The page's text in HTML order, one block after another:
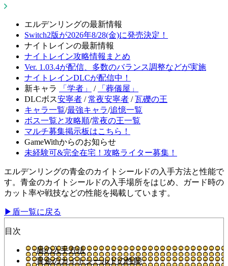
エルデンリングの最新情報
Switch2版が2026年8/28(金)に発売決定！
ナイトレインの最新情報
ナイトレイン攻略情報まとめ
Ver. 1.03.4が配信、多数のバランス調整などが実施
ナイトレインDLCが配信中！
新キャラ
「学者」 /
「葬儀屋」
DLCボス安寧者 /常夜安寧者 /瓦礫の王
キャラ一覧/最強キャラ/追憶一覧
ボス一覧と攻略順/常夜の王一覧
マルチ募集掲示板はこちら！
GameWithからのお知らせ
未経験可&完全在宅！攻略ライター募集！
エルデンリングの青金のカイトシールドの入手方法と性能で
す。青金のカイトシールドの入手場所をはじめ、ガード時の
カット率や戦技などの性能を掲載しています。
▶盾一覧に戻る
目次
盾の入手方法
青金のカイトシールドの性能